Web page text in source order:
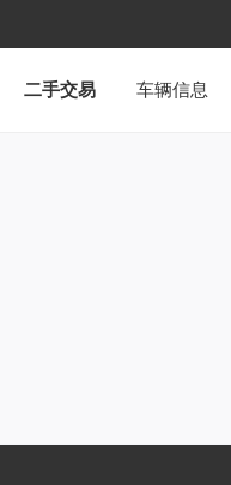
二手交易 车辆信息